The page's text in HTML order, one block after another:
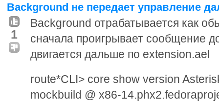
Background не передает управление
1
Background отрабатывается как
сначала проигрывает сообщение
двигается дальше по extension.ael
route*CLI> core show version
mockbuild @ x86-